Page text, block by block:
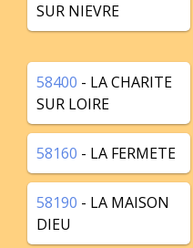
SUR NIEVRE
58400 - LA CHARITE
SUR LOIRE
58160 - LA FERMETE
58190 - LA MAISON
DIEU